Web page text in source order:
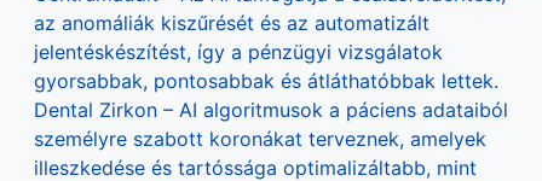
az anomáliák kiszűrését és az automatizált
jelentéskészítést, így a pénzügyi vizsgálatok
gyorsabbak, pontosabbak és átláthatóbbak lettek.
Dental Zirkon – AI algoritmusok a páciens adataiból
személyre szabott koronákat terveznek, amelyek
illeszkedése és tartóssága optimalizáltabb, mint